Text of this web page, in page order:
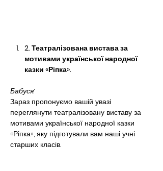
2. Театралізована вистава за
мотивами української народної
казки «Ріпка».
Бабуся:
Зараз пропонуємо вашій увазі
переглянути театралізовану виставу за
мотивами української народної казки
«Ріпка», яку підготували вам наші учні
старших класів.